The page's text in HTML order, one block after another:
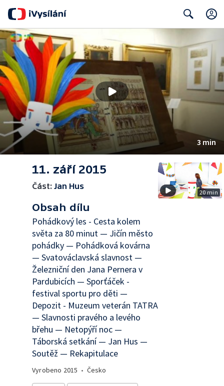
3 min
11. září 2015
Část: Jan Hus
Obsah dílu
Pohádkový les - Cesta kolem
světa za 80 minut — Jičín město
pohádky — Pohádková kovárna
— Svatováclavská slavnost —
Železniční den Jana Pernera v
Pardubicích — Sporťáček -
festival sportu pro děti —
Depozit - Muzeum veterán TATRA
— Slavnosti pravého a levého
břehu — Netopýří noc —
Táborská setkání — Jan Hus —
Soutěž — Rekapitulace
Vyrobeno 2015 • Česko
20 min